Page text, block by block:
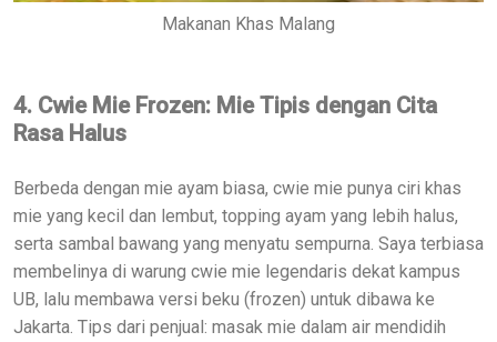
Makanan Khas Malang
4. Cwie Mie Frozen: Mie Tipis dengan Cita
Rasa Halus
Berbeda dengan mie ayam biasa, cwie mie punya ciri khas
mie yang kecil dan lembut, topping ayam yang lebih halus,
serta sambal bawang yang menyatu sempurna. Saya terbiasa
membelinya di warung cwie mie legendaris dekat kampus
UB, lalu membawa versi beku (frozen) untuk dibawa ke
Jakarta. Tips dari penjual: masak mie dalam air mendidih